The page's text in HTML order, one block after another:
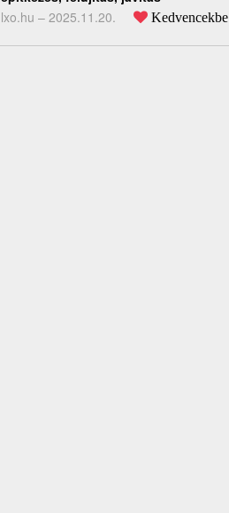
lxo.hu – 2025.11.20. Kedvencekbe